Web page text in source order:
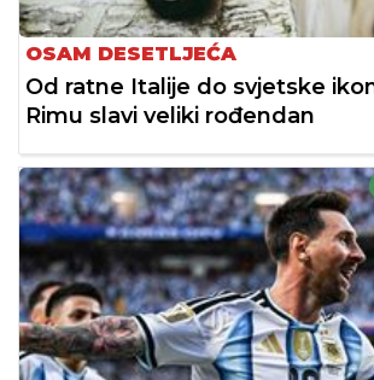
OSAM DESETLJEĆA
Od ratne Italije do svjetske
Rimu slavi veliki rođendan